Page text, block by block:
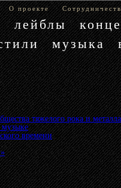
О проекте
лейблы
музыка
тяжелого рока и металла
музыке»
времени»